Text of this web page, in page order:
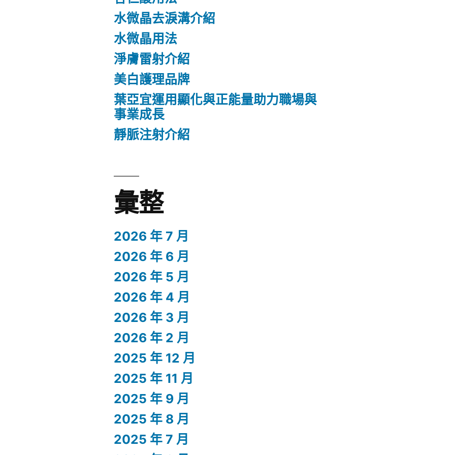
水微晶去淚溝介紹
水微晶用法
淨膚雷射介紹
美白護理品牌
葉亞宜運用顯化與正能量助力職場與
事業成長
靜脈注射介紹
彙整
2026 年 7 月
2026 年 6 月
2026 年 5 月
2026 年 4 月
2026 年 3 月
2026 年 2 月
2025 年 12 月
2025 年 11 月
2025 年 9 月
2025 年 8 月
2025 年 7 月